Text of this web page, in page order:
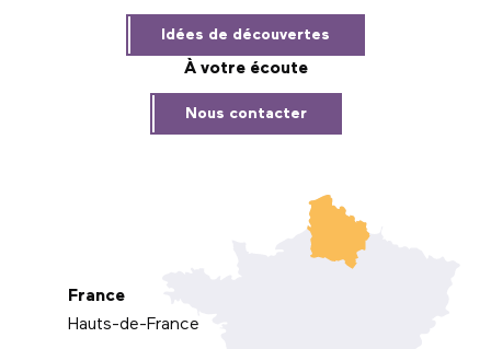
Idées de découvertes
À votre écoute
Nous contacter
France
Hauts-de-France